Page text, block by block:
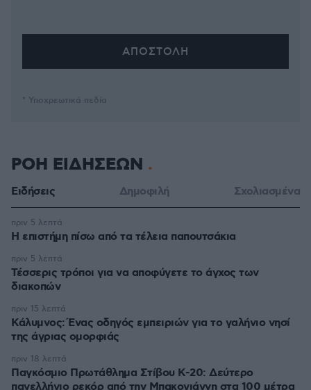
* Υποχρεωτικά πεδία
ΡΟΗ ΕΙΔΗΣΕΩΝ
Ειδήσεις Δημοφιλή Σχολιασμένα
Η επιστήμη πίσω από τα τέλεια παπουτσάκια
πριν 5 λεπτά
Τέσσερις τρόποι για να αποφύγετε το άγχος των
διακοπών
πριν 5 λεπτά
Κάλυμνος: Ένας οδηγός εμπειριών για το γαλήνιο νησί
της άγριας ομορφιάς
πριν 15 λεπτά
Παγκόσμιο Πρωτάθλημα Στίβου Κ-20: Δεύτερο
πανελλήνιο ρεκόρ από την Μπακογιάννη στα 100 μέτρα
πριν 18 λεπτά